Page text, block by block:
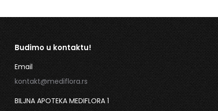
Budimo u kontaktu!
Email
kontakt@mediflora.rs
BILJNA APOTEKA MEDIFLORA 1